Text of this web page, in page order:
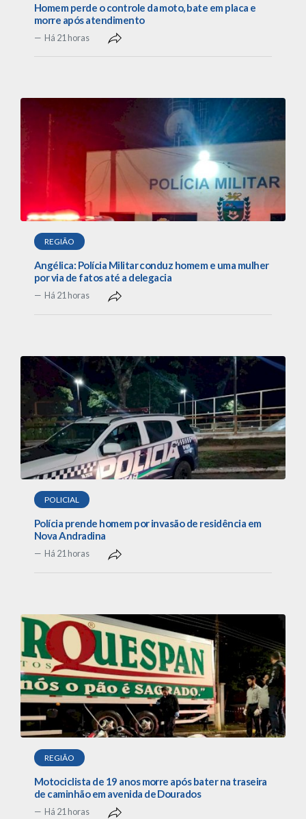
Homem perde o controle da moto, bate em placa e
morre após atendimento
Há 21 horas
REGIÃO
Angélica: Polícia Militar conduz homem e uma mulher
por via de fatos até a delegacia
Há 21 horas
POLICIAL
Polícia prende homem por invasão de residência em
Nova Andradina
Há 21 horas
REGIÃO
Motociclista de 19 anos morre após bater na traseira
de caminhão em avenida de Dourados
Há 21 horas